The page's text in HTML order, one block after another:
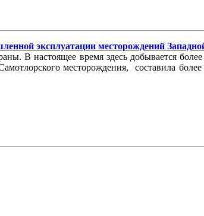
месторождений
В настоящее время здесь добывается
месторождения, составила